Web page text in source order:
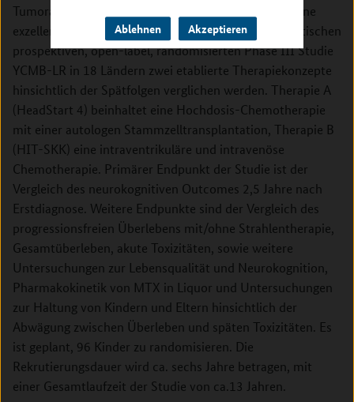
Ablehnen Akzeptieren
Tumoraktivierung, die auch ohne eine Bestrahlung eine
exzellente Prognose haben, werden in der transatlantischen
prospektiven, open-label, randomisierten Phase III Studie
YCMB-LR in 18 Ländern zwei etablierte Therapiekonzepte
hinsichtlich der Spätfolgen verglichen werden. Therapie A
(HeadStart 4) beinhaltet eine Hochdosis-Chemotherapie
mit einer autologen Stammzelltransplantation, Therapie B
(HIT-SKK) eine intraventrikuläre und intravenöse
Chemotherapie. Primärer Endpunkt der Studie ist der
Vergleich des neurokognitiven Outcomes 2,5 Jahre nach
Erstdiagnose. Weitere Endpunkte sind der Vergleich des
progressionsfreien Überlebens mit/ohne Strahlentherapie,
Gesamtüberleben, akute Toxizitäten, sowie weitere
Untersuchungen zur Lebensqualität und Neurokognition,
Pharmakokinetik von MTX in Liquor und Untersuchungen
zur Haltung von Kindern und Eltern hinsichtlich der
Abwägung zwischen Überleben und späten Toxizitäten. Es
ist geplant, 96 Kinder zu randomisieren. Die
Rekrutierungsdauer wird ca. sechs Jahre betragen, mit
einer Gesamtlaufzeit der Studie von ca.13 Jahren.